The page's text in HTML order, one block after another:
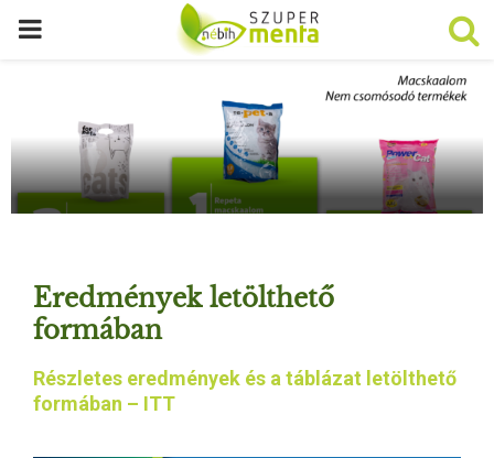
P
I
M
R
Eredmények letölthető
formában
Részletes eredmények és a táblázat letölthető
formában – ITT